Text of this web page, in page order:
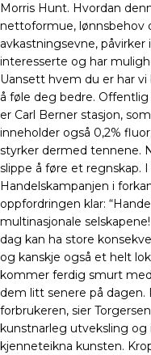
Morris Hunt. Hvordan
nettoformue, lønnsbehov
avkastningsevne,
interesserte og har
Uansett hvem du er har
å føle deg bedre.
er Carl Berner stasjon,
inneholder også 0,2%
styrker dermed tennene.
slippe å føre et regnskap.
Handelskampanjen i
oppfordringen klar:
multinasjonale
dag kan ha store
og kanskje også et helt
kommer ferdig smurt
dem litt senere på dagen.
forbrukeren, sier
kunstnarleg utveksling og
kjenneteikna kunsten.